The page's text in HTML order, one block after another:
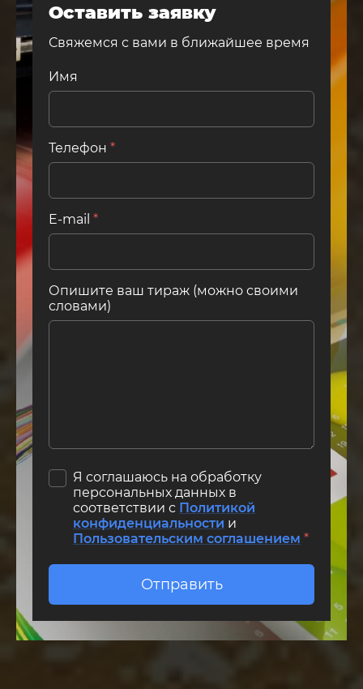
Оставить заявку
Свяжемся с вами в ближайшее время
Имя
Телефон *
E-mail *
Опишите ваш тираж (можно своими
словами)
Я соглашаюсь на обработку
персональных данных в
соответствии с Политикой
конфиденциальности и
Пользовательским соглашением *
Отправить